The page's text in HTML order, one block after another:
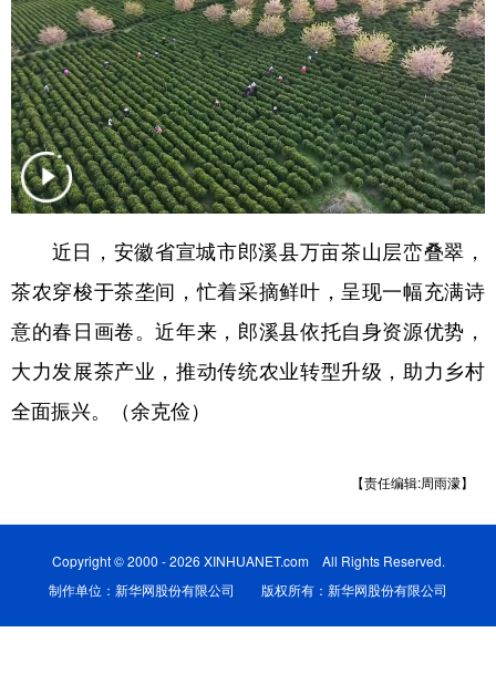
文化 书画 健康 军事
访谈 视频 图片 政务
法律 中央文件 金融 汽车
食品 人居 信息化 数字经济
学术中国 乡村振兴 银龄 溯源中国
城市 旅游 能源 会展
公益 一带一路 亚太网 上市公司
文化产业
辽宁 吉林 上海 江苏
浙江 安徽 福建 江西
近日，安徽省宣城市郎溪县万亩茶山层峦叠翠，
茶农穿梭于茶垄间，忙着采摘鲜叶，呈现一幅充满诗
意的春日画卷。近年来，郎溪县依托自身资源优势，
大力发展茶产业，推动传统农业转型升级，助力乡村
全面振兴。（余克俭）
【责任编辑:周雨濛】
Copyright © 2000 - 2026 XINHUANET.com All Rights Reserved.
制作单位：新华网股份有限公司 版权所有：新华网股份有限公司